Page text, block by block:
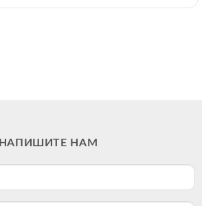
НАПИШИТЕ НАМ